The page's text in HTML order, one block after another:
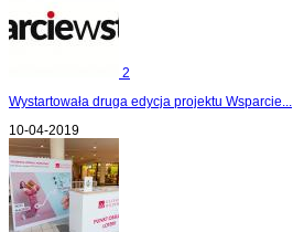
2
Wystartowała druga edycja projektu Wsparcie...
10-04-2019